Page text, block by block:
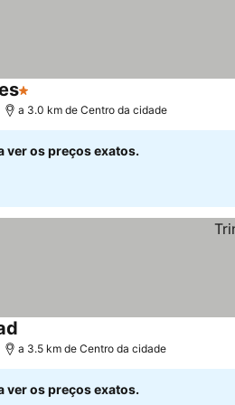
1 Estrelas
a 3.0 km de Centro da cidade
ver os preços exatos.
a 3.5 km de Centro da cidade
ver os preços exatos.